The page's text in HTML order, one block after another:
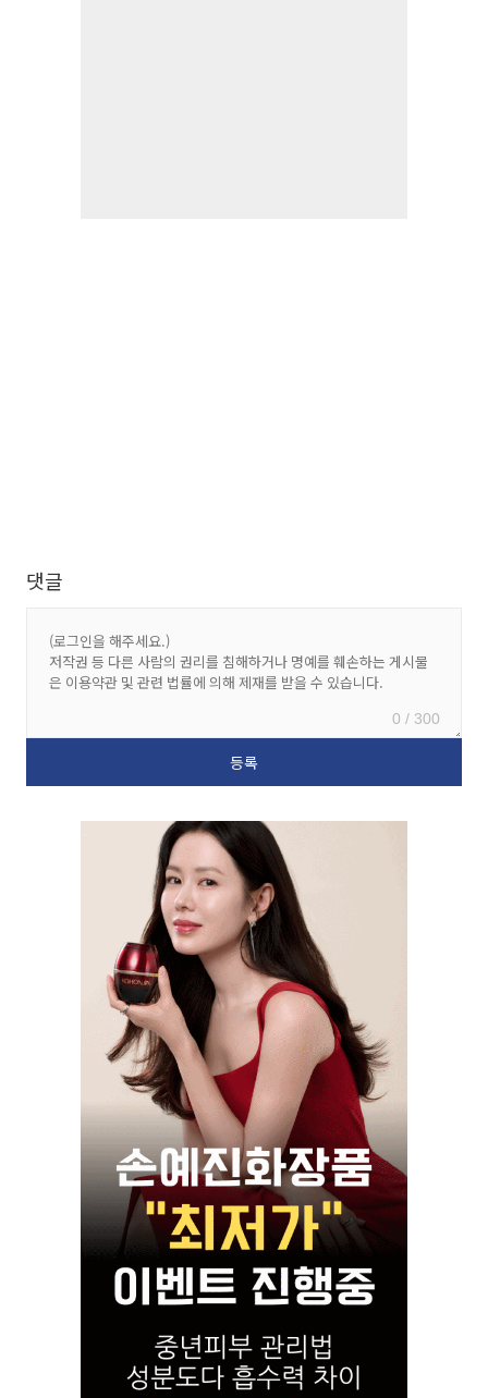
댓글
0 / 300